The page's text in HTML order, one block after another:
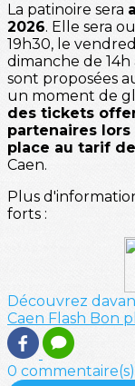
La patinoire sera
2026. Elle sera
19h30, le
dimanche de 14h
sont proposées
un moment de
des tickets
partenaires
place au tarif
Caen.
Plus
forts :
Découvrez
Caen Flash Bon
0 commentaire(s)